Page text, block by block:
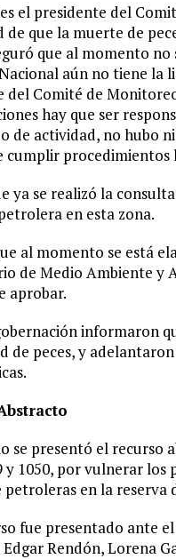
el presidente del
de que la muerte de
que al momento
aún no tiene la
del Comité de
hay que ser
de actividad, no hubo
cumplir procedimientos
ya se realizó la
en esta zona.
al momento se está
de Medio Ambiente y
aprobar.
informaron
de peces, y
se presentó el recurso
y 1050, por vulnerar
petroleras en la reserva
fue presentado ante
Rendón, Lorena